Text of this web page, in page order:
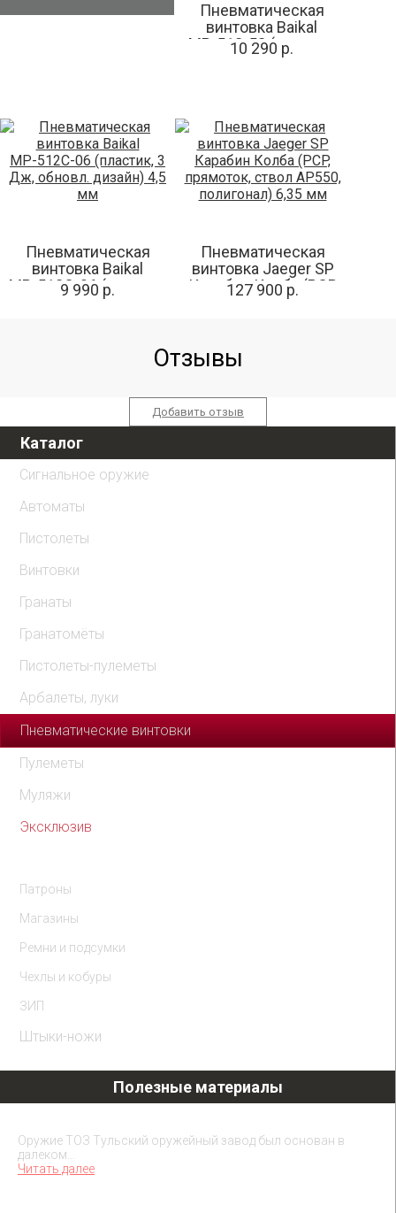
Пневматическая
винтовка Baikal
МР-512-52 (пластик,
обновл. дизайн) 4,5
10 290 р.
Пневматическая
винтовка Baikal
МР-512С-06 (пластик,
3 Дж, обновл. дизайн)
9 990 р.
Пневматическая
винтовка Jaeger SP
Карабин Колба (PCP,
прямоток, ствол
127 900 р.
Отзывы
Добавить отзыв
Каталог
Сигнальное оружие
Автоматы
Пистолеты
Винтовки
Гранаты
Гранатомёты
Пистолеты-пулеметы
Арбалеты, луки
Пневматические винтовки
Пулеметы
Муляжи
Эксклюзив
Патроны
Магазины
Ремни и подсумки
Чехлы и кобуры
ЗИП
Штыки-ножи
Полезные материалы
Оружие ТОЗ Тульский оружейный завод был основан в
далеком…
Читать далее